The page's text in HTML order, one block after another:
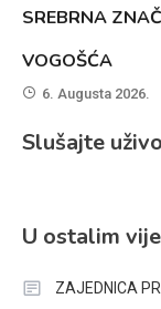
SREBRNA
VOGOŠĆA
6. Augusta 2026.
Slušajte
U ostalim
ZAJEDNICA